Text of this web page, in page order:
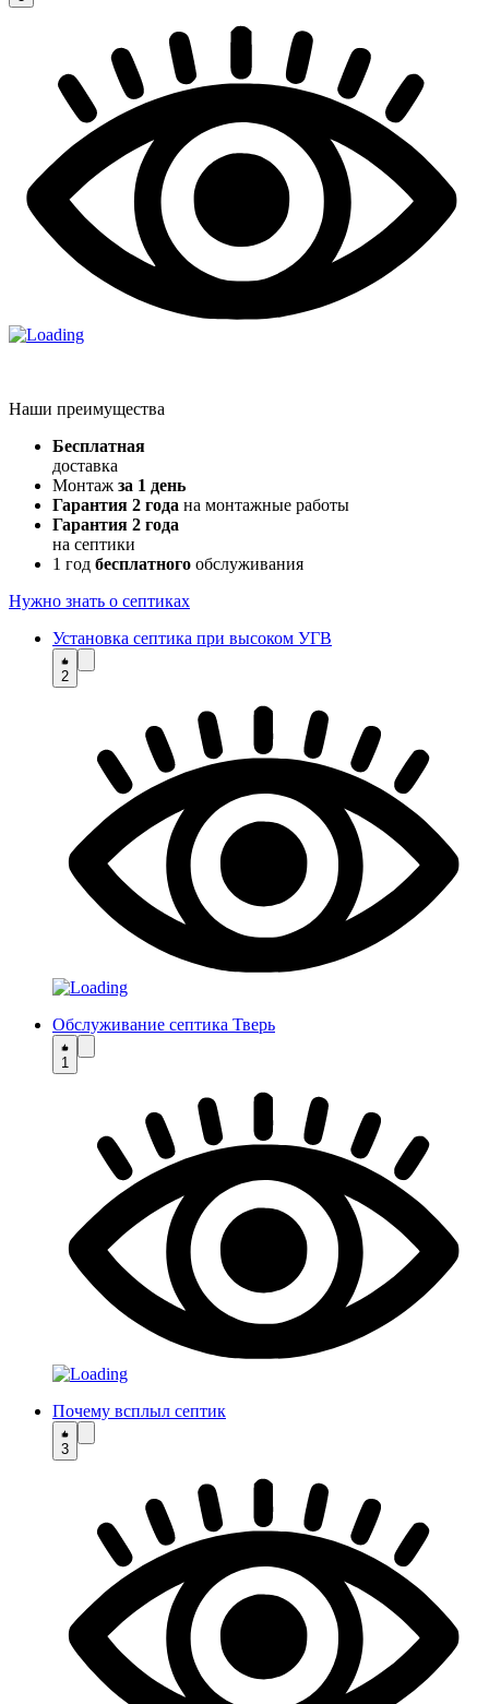
Наши преимущества
Бесплатная
доставка
Монтаж за 1 день
Гарантия 2 года на монтажные работы
Гарантия 2 года
на септики
1 год бесплатного обслуживания
Нужно знать о септиках
Установка септика при высоком УГВ
2
Обслуживание септика Тверь
1
Почему всплыл септик
3